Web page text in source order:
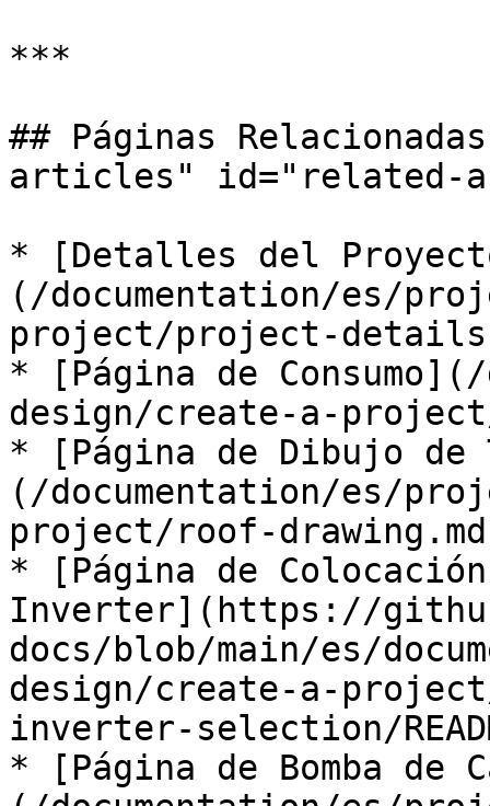
***
## Páginas
articles" id="related-
* [Detalles del
(/documentation/es/
project/project-
* [Página de
design/create-a-
* [Página de Dibujo de
(/documentation/es/
project/roof-
* [Página de
Inverter](https://
docs/blob/main/es/
design/create-a-
inverter-selection/
* [Página de Bomba de